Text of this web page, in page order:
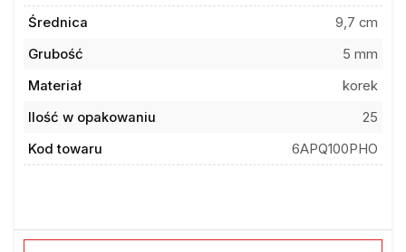
Średnica
9,7 cm
Grubość
5 mm
Materiał
korek
Ilość w opakowaniu
25
Kod towaru
6APQ100PHO